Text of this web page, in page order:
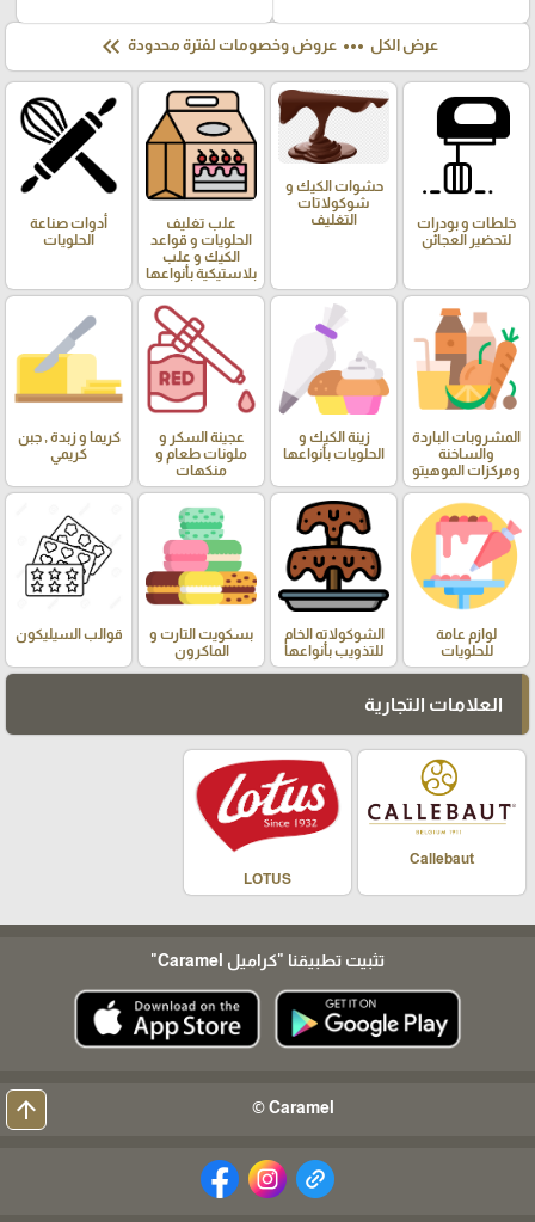
عرض الكل more_horiz عروض وخصومات لفترة محدودة keyboard_double_arrow_left
خلطات و بودرات
لتحضير العجائن
حشوات الكيك و
شوكولاتات
التغليف
علب تغليف
الحلويات و قواعد
الكيك و علب
بلاستيكية بأنواعها
أدوات صناعة
الحلويات
المشروبات الباردة
والساخنة
ومركزات الموهيتو
زينة الكيك و
الحلويات بأنواعها
عجينة السكر و
ملونات طعام و
منكهات
كريما و زبدة , جبن
كريمي
لوازم عامة
للحلويات
الشوكولاته الخام
للتذويب بأنواعها
بسكويت التارت و
الماكرون
قوالب السيليكون
العلامات التجارية
Callebaut
LOTUS
تثبيت تطبيقنا "كراميل Caramel"
Caramel ©
arrow_upward